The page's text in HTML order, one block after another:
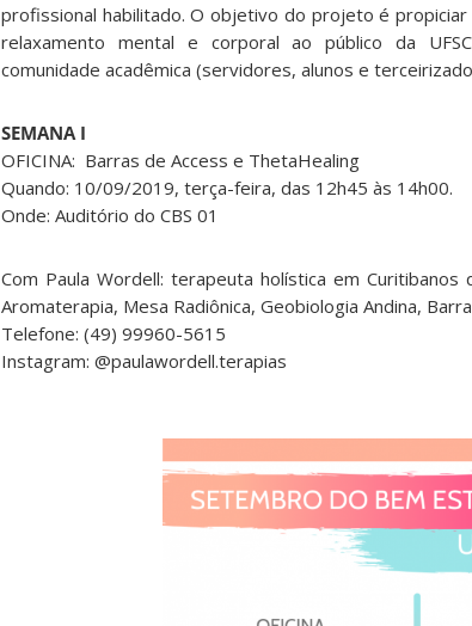
profissional habilitado. O objetivo do projeto é
relaxamento mental e corporal ao público da
comunidade acadêmica (servidores, alunos e
SEMANA I
OFICINA: Barras de Access e ThetaHealing
Quando: 10/09/2019, terça-feira, das 12h45 às 14h00.
Onde: Auditório do CBS 01
Com Paula Wordell: terapeuta holística em
Aromaterapia, Mesa Radiônica, Geobiologia Andina,
Telefone: (49) 99960-5615
Instagram: @paulawordell.terapias